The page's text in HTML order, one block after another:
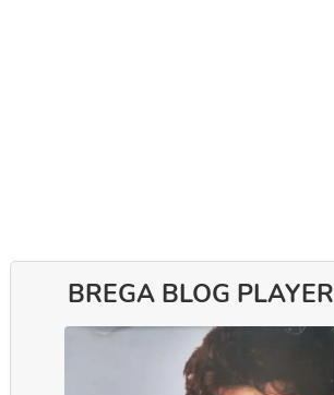
BREGA BLOG PLAYER